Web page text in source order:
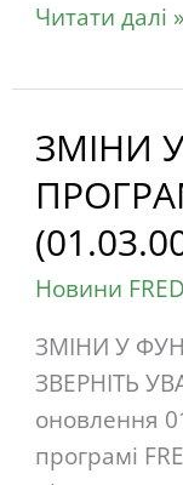
Читати далі »
ЗМІНИ
Новини
ЗМІНИ У
ЗВЕРНІТЬ
оновлення
програмі
ЗМІНИ
У
ПРОГРАМИ
FREDO